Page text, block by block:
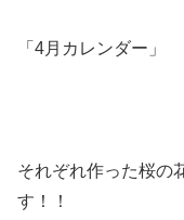
「4月カレンダー」
それぞれ作った桜の
す！！